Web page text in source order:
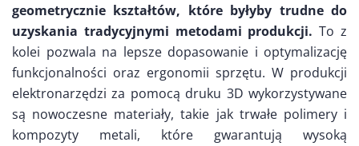
geometrycznie kształtów, które byłyby trudne do
uzyskania tradycyjnymi metodami produkcji. To z
kolei pozwala na lepsze dopasowanie i optymalizację
funkcjonalności oraz ergonomii sprzętu. W produkcji
elektronarzędzi za pomocą druku 3D wykorzystywane
są nowoczesne materiały, takie jak trwałe polimery i
kompozyty metali, które gwarantują wysoką